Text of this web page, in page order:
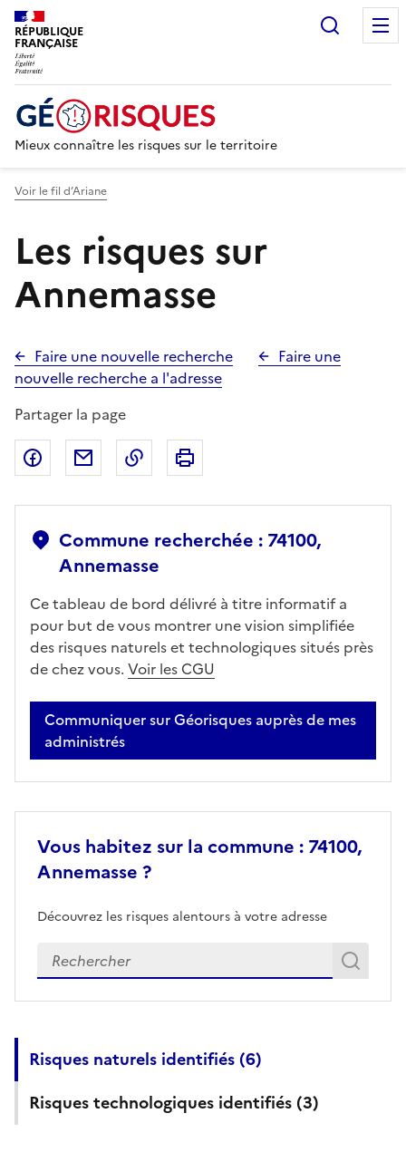
RÉPUBLIQUE
FRANÇAISE
Mieux connaître les risques sur le territoire
Voir le fil d’Ariane
Les risques sur
Annemasse
Faire une nouvelle recherche
Faire une
nouvelle recherche a l'adresse
Partager la page
Partager sur Facebook
Partager par emailCopier dans le presse-papier
Commune recherchée : 74100,
Annemasse
Ce tableau de bord délivré à titre informatif a
pour but de vous montrer une vision simplifiée
des risques naturels et technologiques situés près
de chez vous. Voir les CGU
Communiquer sur Géorisques auprès de mes
administrés
Vous habitez sur la commune : 74100,
Annemasse ?
Découvrez les risques alentours à votre adresse
Veuillez renseigner votre adresse exacte
Risques naturels identifiés (6)
Risques technologiques identifiés (3)